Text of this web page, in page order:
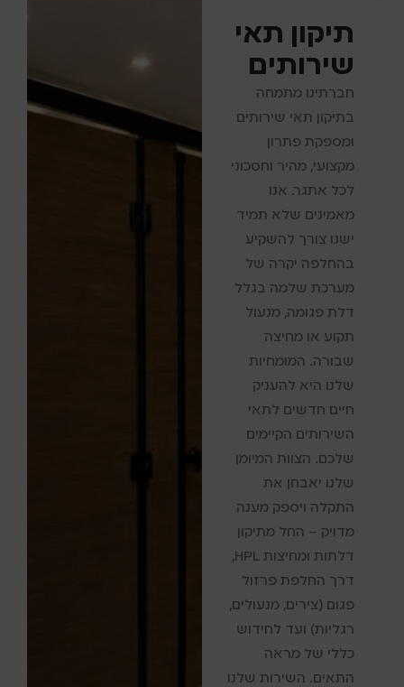
תיקון תאי
שירותים
חברתינו מתמחה
בתיקון תאי שירותים
ומספקת פתרון
מקצועי, מהיר וחסכוני
לכל אתגר. אנו
מאמינים שלא תמיד
ישנו צורך להשקיע
בהחלפה יקרה של
מערכת שלמה בגלל
דלת פגומה, מנעול
תקוע או מחיצה
שבורה. המומחיות
שלנו היא להעניק
חיים חדשים לתאי
השירותים הקיימים
שלכם. הצוות המיומן
שלנו יאבחן את
התקלה ויספק מענה
מדויק – החל מתיקון
דלתות ומחיצות HPL,
דרך החלפת פרזול
פגום (צירים, מנעולים,
רגליות) ועד לחידוש
כללי של מראה
התאים. השירות שלנו